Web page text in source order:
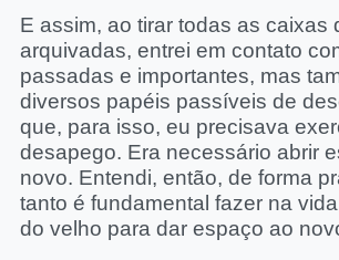
E assim, ao tirar todas as caixas
arquivadas, entrei em contato
passadas e importantes, mas
diversos papéis passíveis de
que, para isso, eu precisava
desapego. Era necessário abrir
novo. Entendi, então, de forma
tanto é fundamental fazer na
do velho para dar espaço ao